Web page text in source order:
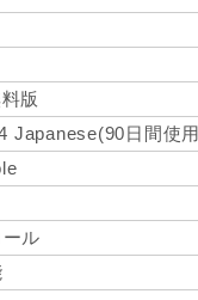
版
日間使
ル